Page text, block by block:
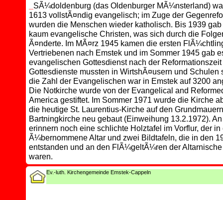
SÃ¼doldenburg (das Oldenburger MÃ¼nsterland)
1613 vollstÃ¤ndig evangelisch; im Zuge der
wurden die Menschen wieder katholisch. Bis 1939
kaum evangelische Christen, was sich durch die
Ã¤nderte. Im MÃ¤rz 1945 kamen die ersten
Vertriebenen nach Emstek und im Sommer 1945 gab
evangelischen Gottesdienst nach der
Gottesdienste mussten in WirtshÃ¤usern und Schulen
die Zahl der Evangelischen war in Emstek auf 3200
Die Notkirche wurde von der Evangelical and
America gestiftet. Im Sommer 1971 wurde die Kirche
die heutige St. Laurentius-Kirche auf den
Bartningkirche neu gebaut (Einweihung 13.2.1972).
erinnern noch eine schlichte Holztafel im Vorflur, der
Ã¼bernommene Altar und zwei Bildtafeln, die in den
entstanden und an den FlÃ¼geltÃ¼ren der
waren.
Ev.-luth. Kirchengemeinde Emstek-Cappeln